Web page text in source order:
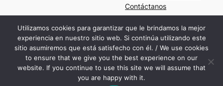
Contáctanos
Social
Facebook
Instagram
TikTok
Utilizamos cookies para garantizar que le brindamos la mejor
experiencia en nuestro sitio web. Si continúa utilizando este
sitio asumiremos que está satisfecho con él. / We use cookies
to ensure that we give you the best experience on our
website. If you continue to use this site we will assume that
you are happy with it.